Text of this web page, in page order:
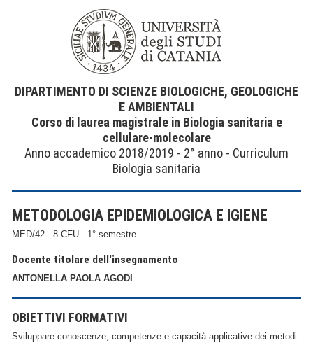
DIPARTIMENTO DI SCIENZE BIOLOGICHE, GEOLOGICHE
E AMBIENTALI
Corso di laurea magistrale in Biologia sanitaria e
cellulare-molecolare
Anno accademico 2018/2019 - 2° anno - Curriculum
Biologia sanitaria
METODOLOGIA EPIDEMIOLOGICA E IGIENE
MED/42 - 8 CFU - 1° semestre
Docente titolare dell'insegnamento
ANTONELLA PAOLA AGODI
OBIETTIVI FORMATIVI
Sviluppare conoscenze, competenze e capacità applicative dei metodi